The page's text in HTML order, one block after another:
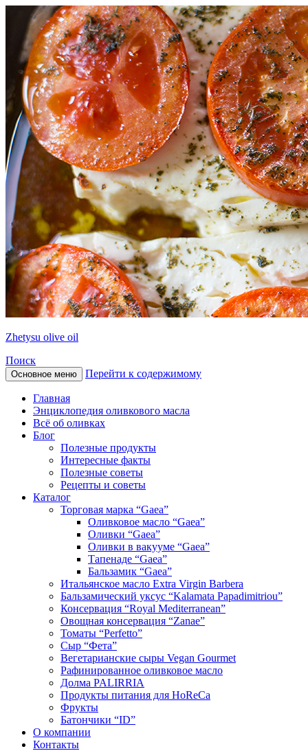
Zhetysu olive oil
Поиск
Основное меню Перейти к содержимому
Главная
Энциклопедия оливкового масла
Всё об оливках
Блог
Полезные продукты
Интересные факты
Полезные советы
Рецепты и советы
Каталог
Торговая марка “Gaea”
Оливковое масло “Gaea”
Оливки “Gaea”
Оливки в вакууме “Gaea”
Тапенаде “Gaea”
Бальзамик “Gaea”
Итальянское масло Extra Virgin Barbera
Бальзамический уксус “Kalamata Papadimitriou”
Консервация “Royal Mediterranean”
Овощная консервация “Zanae”
Томаты “Perfetto”
Сыр “Фета”
Вегетарианские сыры Vegan Gourmet
Рафинированное оливковое масло
Долма PALIRRIA
Продукты питания для HoReCa
Фрукты
Батончики “ID”
О компании
Контакты